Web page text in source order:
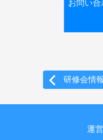
お問い
研修会情
運